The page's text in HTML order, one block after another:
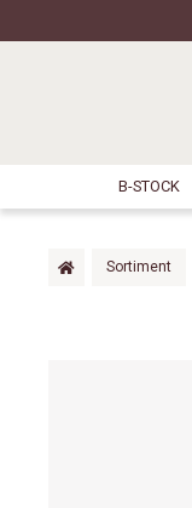
B-STOCK
Sortiment